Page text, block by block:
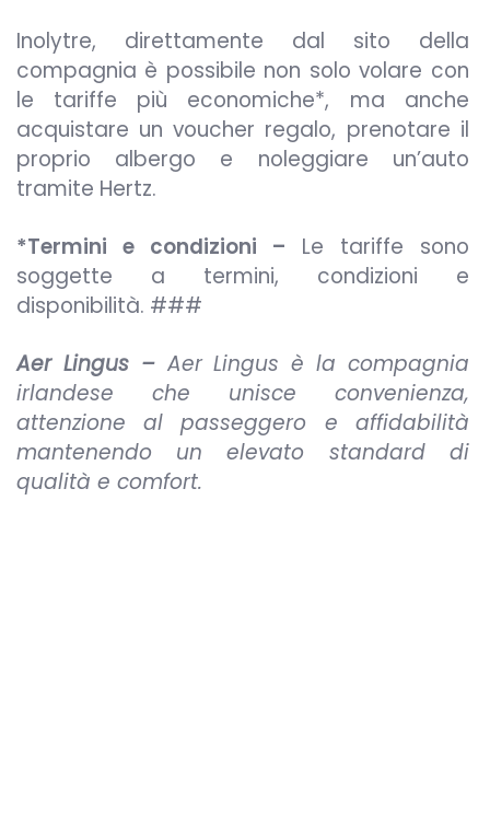
Inolytre, direttamente dal sito della
compagnia è possibile non solo volare con
le tariffe più economiche*, ma anche
acquistare un voucher regalo, prenotare il
proprio albergo e noleggiare un’auto
tramite Hertz.
*Termini e condizioni – Le tariffe sono
soggette a termini, condizioni e
disponibilità. ###
Aer Lingus – Aer Lingus è la compagnia
irlandese che unisce convenienza,
attenzione al passeggero e affidabilità
mantenendo unelevato standard di
qualità e comfort.